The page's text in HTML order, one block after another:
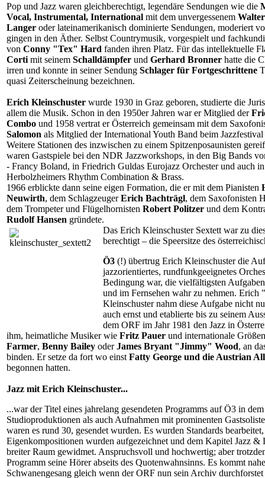
Pop und Jazz waren gleichberechtigt, legendäre Sendungen wie die
Vocal, Instrumental, International mit dem unvergessenem
Langer oder lateinamerikanisch dominierte Sendungen, moderiert
gingen in den Äther. Selbst Countrymusik, vorgespielt und
von Conny "Tex" Hard fanden ihren Platz. Für das intellektuelle
Corti mit seinem Schalldämpfer und Gerhard Bronner hatte die
irren und konnte in seiner Sendung Schlager für Fortgeschrittene
quasi Zeiterscheinung bezeichnen.
Erich Kleinschuster wurde 1930 in Graz geboren, studierte die
allem die Musik. Schon in den 1950er Jahren war er Mitglied der
Combo und 1958 vertrat er Österreich gemeinsam mit dem
Salomon als Mitglied der International Youth Band beim
Weitere Stationen des inzwischen zu einem Spitzenposaunisten
waren Gastspiele bei den NDR Jazzworkshops, in den Big Bands
- Francy Boland, in Friedrich Guldas Eurojazz Orchester und auch
Herbolzheimers Rhythm Combination & Brass.
1966 erblickte dann seine eigen Formation, die er mit dem Pianisten
Neuwirth, dem SchlagzeugerErich Bachträgl, dem Saxofonisten
dem Trompeter und Flügelhornisten Robert Politzer und dem
Rudolf Hansen gründete.
Das Erich Kleinschuster Sextett war zu
berechtigt – die Speersitze des
Ö3 (!) übertrug Erich Kleinschuster die
jazzorientiertes, rundfunkgeeignetes
Bedingung war, die vielfältigsten
und im Fernsehen wahr zu nehmen. Erich
Kleinschuster nahm diese Aufgabe nicht
auch ernst und etablierte bis zu seinem
dem ORF im Jahr 1981 den Jazz in
ihm, heimatliche Musiker wie Fritz Pauer und internationale
Farmer, Benny Bailey oderJames Bryant "Jimmy" Wood, an
binden. Er setze da fort wo einst Fatty George und die Austrian
begonnen hatten.
Jazz mit Erich Kleinschuster...
...war der Titel eines jahrelang gesendeten Programms auf Ö3 in
Studioproduktionen als auch Aufnahmen mit prominenten
waren es rund 30, gesendet wurden. Es wurden Standards bearbeitet,
Eigenkompositionen wurden aufgezeichnet und dem Kapitel Jazz
breiter Raum gewidmet. Anspruchsvoll und hochwertig; aber
Programm seine Hörer abseits des Quotenwahnsinns. Es kommt
Schwanengesang gleich wenn der ORF nun sein Archiv durchforstet